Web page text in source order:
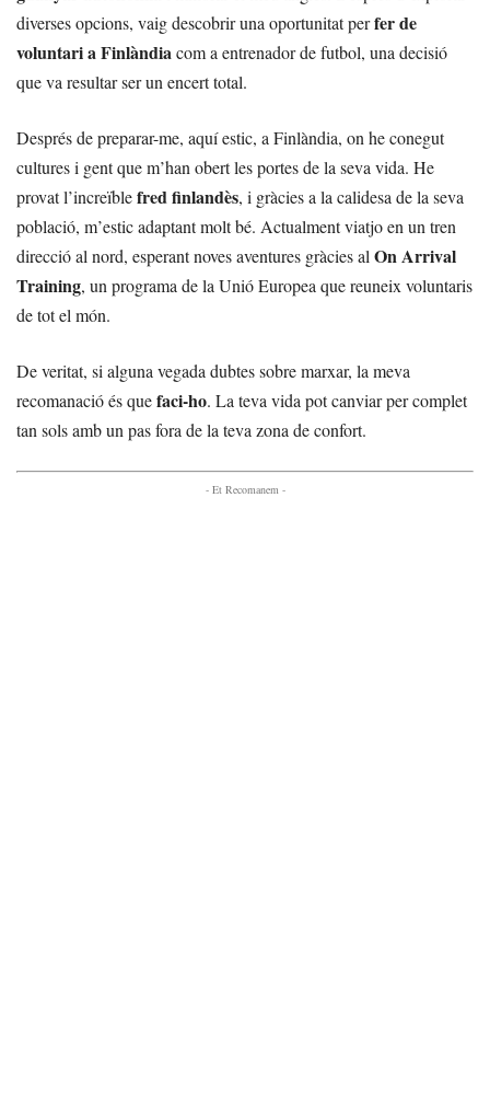
diverses opcions, vaig descobrir una oportunitat perfer de
voluntari a Finlàndiacom a entrenador de futbol, una decisió
que va resultar ser un encert total.
Després de preparar-me, aquí estic, a Finlàndia, on he conegut
cultures i gent que m’han obert les portes de la seva vida. He
provat l’increïblefred finlandès, i gràcies a la calidesa de la seva
població, m’estic adaptant molt bé. Actualment viatjo en un tren
direcció al nord, esperant noves aventures gràcies alOn Arrival
Training, un programa de la Unió Europea que reuneix voluntaris
de tot el món.
De veritat, si alguna vegada dubtes sobre marxar, la meva
recomanació és quefaci-ho. La teva vida pot canviar per complet
tan sols amb un pas fora de la teva zona de confort.
- Et Recomanem -